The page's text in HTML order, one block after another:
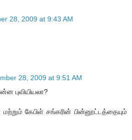
28, 2009 at 9:43 AM
28, 2009 at 9:51 AM
புவியியலா?
மற்றும் கேபிள் சங்கரின் பின்னூட்டத்தையும்